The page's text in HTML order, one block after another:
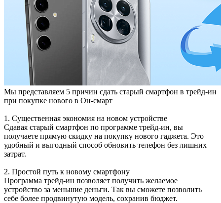
Мы представляем 5 причин сдать старый смартфон в трейд-ин
при покупке нового в Он-смарт
1. Существенная экономия на новом устройстве
Сдавая старый смартфон по программе трейд-ин, вы
получаете прямую скидку на покупку нового гаджета. Это
удобный и выгодный способ обновить телефон без лишних
затрат.
2. Простой путь к новому смартфону
Программа трейд-ин позволяет получить желаемое
устройство за меньшие деньги. Так вы сможете позволить
себе более продвинутую модель, сохранив бюджет.